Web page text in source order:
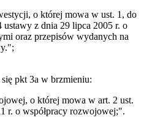
o której mowa w ust. 1, do
ustawy z dnia 29 lipca 2005 r. o
oraz przepisów wydanych na
pkt 3a w brzmieniu:
o której mowa w art. 2 ust.
r. o współpracy rozwojowej;".